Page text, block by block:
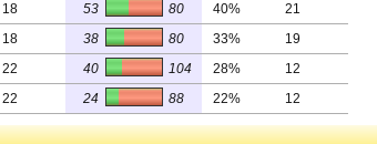
18 53 80 40%
21
18 38 80 33%
19
22 40 104 28%
12
22 24 88 22% 12